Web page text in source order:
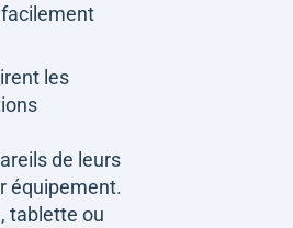
les
de leurs
équipement.
tablette ou